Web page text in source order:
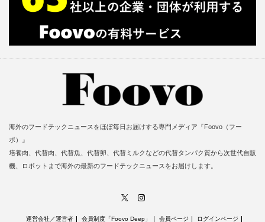
海外のフードテックニュースをほぼ毎日お届けする専門メディア『Foovo（フー
ボ）』
培養肉、代替肉、代替魚、代替卵、代替ミルクなどの代替タンパク質から次世代自販
機、ロボットまで海外の最新のフードテックニュースをお届けします。
運営会社／運営者 会員制度「Foovo Deep」 会員ページ ログインページ